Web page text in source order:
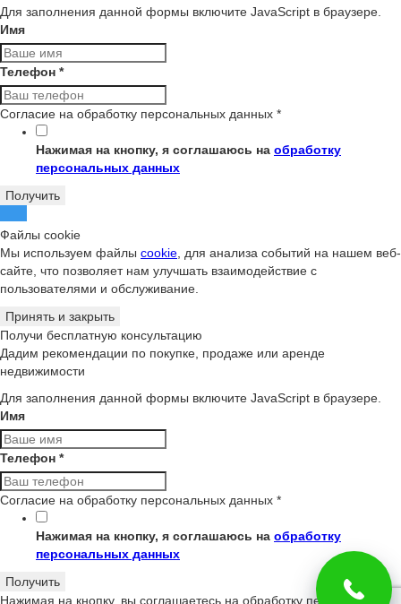
Для заполнения данной формы включите JavaScript в браузере.
Имя
Телефон *
Согласие на обработку персональных данных *
Нажимая на кнопку, я соглашаюсь на обработку
персональных данных
Получить
Файлы cookie
Мы используем файлы cookie, для анализа событий на нашем веб-
сайте, что позволяет нам улучшать взаимодействие с
пользователями и обслуживание.
Принять и закрыть
Получи бесплатную консультацию
Дадим рекомендации по покупке, продаже или аренде
недвижимости
Для заполнения данной формы включите JavaScript в браузере.
Имя
Телефон *
Согласие на обработку персональных данных *
Нажимая на кнопку, я соглашаюсь на обработку
персональных данных
Получить
Нажимая на кнопку, вы соглашаетесь на обработку персональных